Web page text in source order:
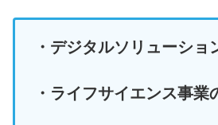
・デジタルソリューショ
・ライフサイエンス事業